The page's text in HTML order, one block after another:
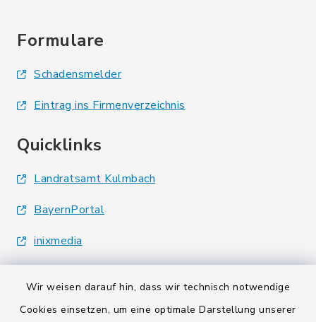
Wir weisen darauf hin, dass wir technisch notwendige
Cookies einsetzen, um eine optimale Darstellung unserer
Formulare
Schadensmelder
Eintrag ins Firmenverzeichnis
Quicklinks
Landratsamt Kulmbach
BayernPortal
inixmedia